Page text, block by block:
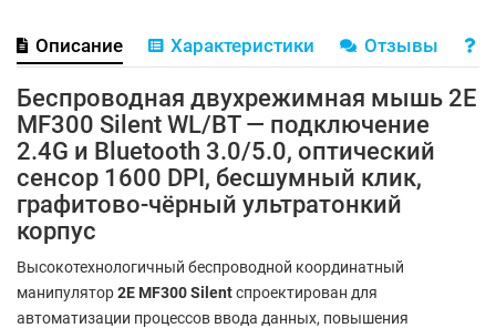
Описание Характеристики Отзывы
Беспроводная двухрежимная мышь 2E
MF300 Silent WL/BT — подключение
2.4G и Bluetooth 3.0/5.0, оптический
сенсор 1600 DPI, бесшумный клик,
графитово-чёрный ультратонкий
корпус
Высокотехнологичный беспроводной координатный
манипулятор2E MF300 Silentспроектирован для
автоматизации процессов ввода данных, повышения